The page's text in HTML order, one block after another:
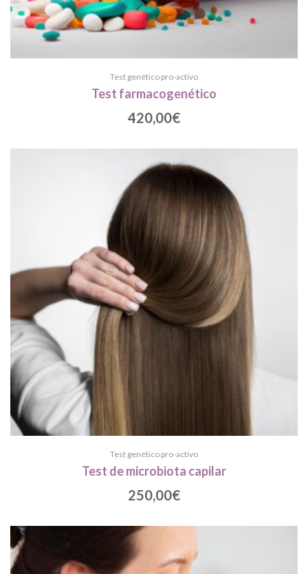
Test genético pro-activo
Test farmacogenético
420,00€
Test genético pro-activo
Test de microbiota capilar
250,00€